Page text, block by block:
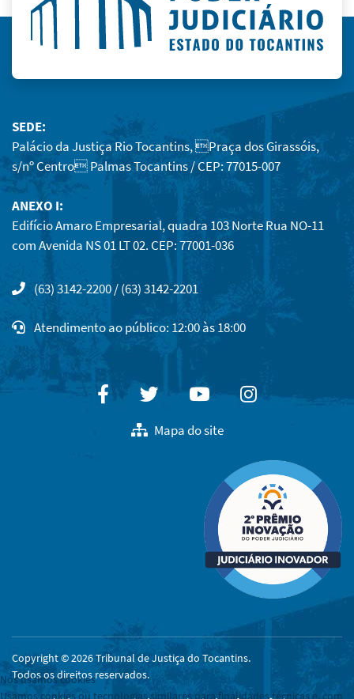
SEDE:
Palácio da Justiça Rio Tocantins, Praça dos Girassóis,
s/nº Centro Palmas Tocantins / CEP: 77015-007
ANEXO I:
Edifício Amaro Empresarial, quadra 103 Norte Rua NO-11
com Avenida NS 01 LT 02. CEP: 77001-036
(63) 3142-2200 / (63) 3142-2201
Atendimento ao público: 12:00 às 18:00
FacebookTwitterYoutubeInstagram
Mapa do site
Copyright © 2026 Tribunal de Justiça do Tocantins.
Todos os direitos reservados.
Nós usamos cookies
Usamos cookies ou tecnologias similares para finalidades técnicas e, com